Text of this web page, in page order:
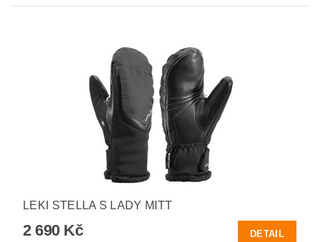
LEKI STELLA S LADY MITT
2 690 Kč DETAIL